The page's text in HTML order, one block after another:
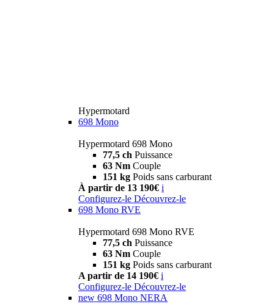
Hypermotard
698 Mono
Hypermotard 698 Mono
77,5 ch Puissance
63 Nm Couple
151 kg Poids sans carburant
À partir de 13 190€ i
Configurez-le Découvrez-le
698 Mono RVE
Hypermotard 698 Mono RVE
77,5 ch Puissance
63 Nm Couple
151 kg Poids sans carburant
A partir de 14 190€ i
Configurez-le Découvrez-le
new 698 Mono NERA